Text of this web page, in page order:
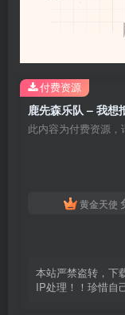
此内容为付费资源，
黄金天使
本站严禁盗转，下
IP处理！！珍惜自
付费资源